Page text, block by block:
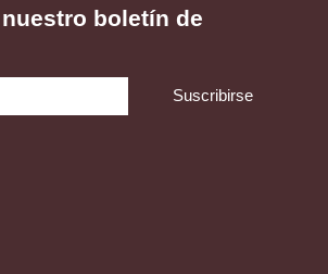
boletín de
Suscribirse